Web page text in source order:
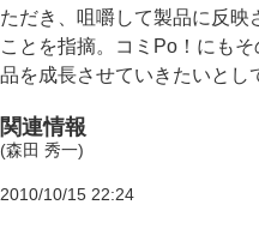
ただき、咀嚼して製品に反映
ことを指摘。コミPo！にも
品を成長させていきたいとし
関連情報
(森田 秀一)
2010/10/15 22:24